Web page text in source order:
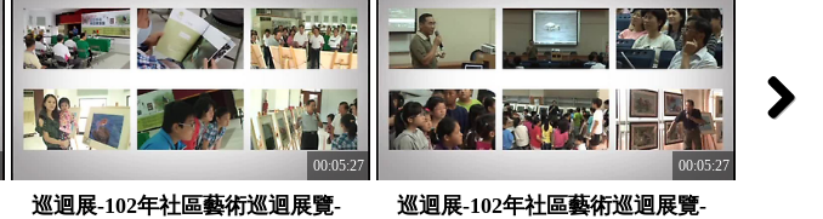
00:05:27
巡迴展-102年社區藝術巡迴展覽-
00:05:27
巡迴展-102年社區藝術巡迴展覽-